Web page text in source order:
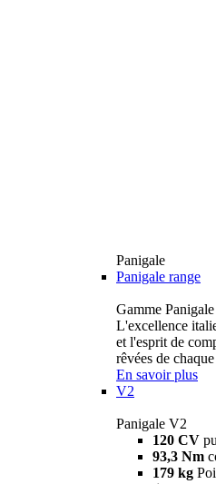
Panigale
Panigale range
Gamme Panigale
L'excellence
et l'esprit de
rêvées de
En savoir plus
V2
Panigale V2
120 CV
93,3 Nm
179 kg